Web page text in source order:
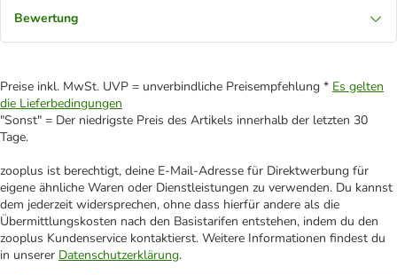
Bewertung
Preise inkl. MwSt. UVP = unverbindliche Preisempfehlung * Es gelten
die Lieferbedingungen
"Sonst" = Der niedrigste Preis des Artikels innerhalb der letzten 30
Tage.
zooplus ist berechtigt, deine E-Mail-Adresse für Direktwerbung für
eigene ähnliche Waren oder Dienstleistungen zu verwenden. Du kannst
dem jederzeit widersprechen, ohne dass hierfür andere als die
Übermittlungskosten nach den Basistarifen entstehen, indem du den
zooplus Kundenservice kontaktierst. Weitere Informationen findest du
in unserer Datenschutzerklärung.